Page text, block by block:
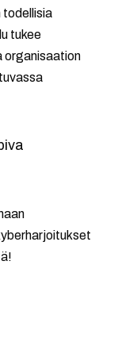
todellisia
tukee
organisaation